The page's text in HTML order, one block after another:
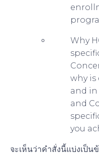
Why
why is
and in
and
you
จะเห็นว่าคำสั่งนี้แบ่งเป็